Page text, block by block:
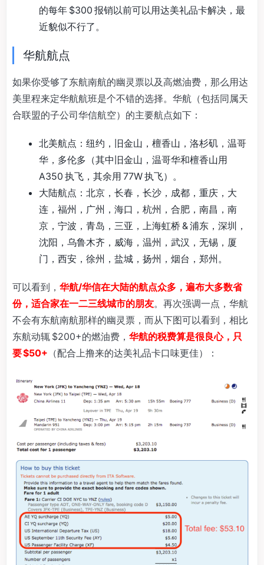
的每年 $300 报销以前可以用达美礼品卡解决，最
近貌似不行了。
华航航点
如果你受够了东航南航的幽灵票以及高燃油费，那么用达
美里程来定华航航班是个不错的选择。华航（包括同属天
合联盟的子公司华信航空）的主要航点如下：
北美航点：纽约，旧金山，檀香山，洛杉矶，温哥
华，多伦多（其中旧金山，温哥华和檀香山用
A350 执飞，其余用 77W 执飞）。
大陆航点：北京，长春，长沙，成都，重庆，大
连，福州，广州，海口，杭州，合肥，南昌，南
京，宁波，青岛，三亚，上海虹桥 & 浦东，深圳，
沈阳，乌鲁木齐，威海，温州，武汉，无锡，厦
门，西安，徐州，盐城，扬州，烟台，郑州。
可以看到， 华航/华信在大陆的航点众多，遍布大多数省
份，适合家在一二三线城市的朋友。再次强调一点，华航
不会有东航南航那样的幽灵票，而从下图可以看到，相比
东航动辄 $200+的燃油费， 华航的税费算是很良心，只
要 $50+ （配合上撸来的达美礼品卡口味更佳）：